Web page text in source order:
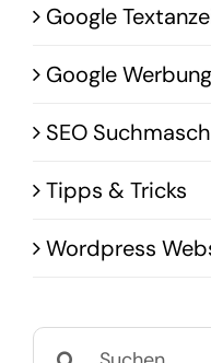
Google
Google Werbung
SEO
Tipps & Tricks
Wordpress
Suche